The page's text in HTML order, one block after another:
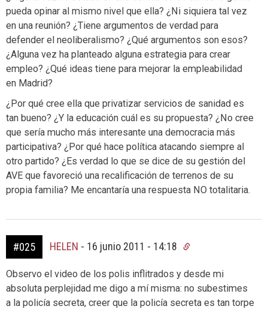
pueda opinar al mismo nivel que ella? ¿Ni siquiera tal vez
en una reunión? ¿Tiene argumentos de verdad para
defender el neoliberalismo? ¿Qué argumentos son esos?
¿Alguna vez ha planteado alguna estrategia para crear
empleo? ¿Qué ideas tiene para mejorar la empleabilidad
en Madrid?
¿Por qué cree ella que privatizar servicios de sanidad es
tan bueno? ¿Y la educación cuál es su propuesta? ¿No cree
que sería mucho más interesante una democracia más
participativa? ¿Por qué hace política atacando siempre al
otro partido? ¿Es verdad lo que se dice de su gestión del
AVE que favoreció una recalificación de terrenos de su
propia familia? Me encantaría una respuesta NO totalitaria.
#025 HELEN - 16 junio 2011 - 14:18
Observo el video de los polis inflitrados y desde mi
absoluta perplejidad me digo a mí misma: no subestimes
a la policía secreta, creer que la policía secreta es tan torpe